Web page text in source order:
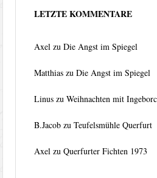
LETZTE KOMMENTARE
Axel zuDie Angst im Spiegel
Matthias zuDie Angst im Spiegel
Linus zuWeihnachten mit
B.Jacob zuTeufelsmühle Querfurt
Axel zuQuerfurter Fichten 1973